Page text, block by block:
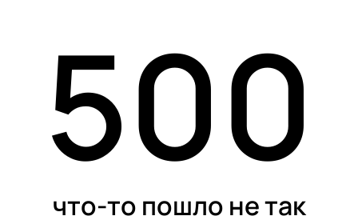
статьи
500
что-то пошло не так